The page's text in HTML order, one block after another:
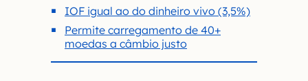
IOF igual ao do dinheiro vivo (3,5%)
Permite carregamento de 40+
moedas a câmbio justo